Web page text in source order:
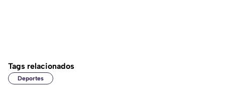
Tags relacionados
Deportes